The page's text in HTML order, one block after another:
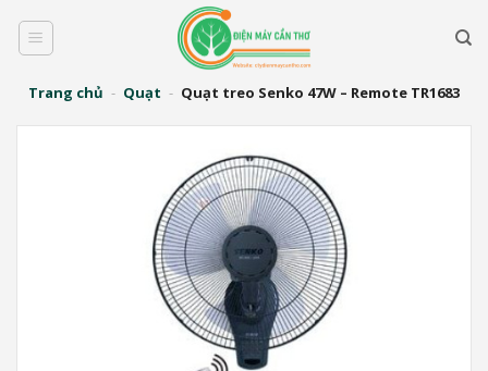
qua
dungTrang chủ - Quạt - Quạt treo Senko 47W – Remote TR1683